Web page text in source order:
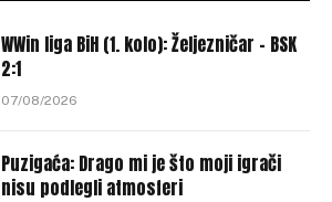
WWin liga BiH (1. kolo): Željezničar – BSK
2:1
07/08/2026
Puzigaća: Drago mi je što moji igrači
nisu podlegli atmosferi